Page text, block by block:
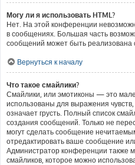
Могу ли я использовать HTML?
Нет. На этой конференции
в сообщениях. Большая часть
сообщений может быть реализована
Вернуться к началу
Что такое смайлики?
Смайлики, или эмотиконы — это
использованы для выражения
означает грусть. Полный список
создания сообщений. Только не
могут сделать сообщение
отредактировать ваше сообщение
Администратор конференции также
смайликов, которое можно